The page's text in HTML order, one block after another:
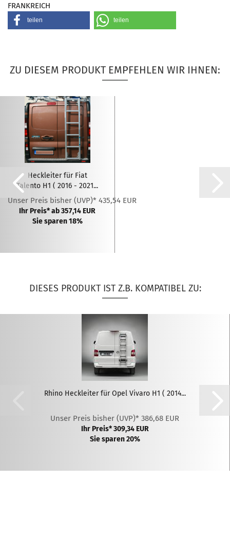
FRANKREICH
teilen teilen
ZU DIESEM PRODUKT EMPFEHLEN WIR IHNEN:
Heckleiter für Fiat
Talento H1 ( 2016 - 2021...
Unser Preis bisher (UVP)* 435,54 EUR
Ihr Preis* ab 357,14 EUR
Sie sparen 18%
DIESES PRODUKT IST Z.B. KOMPATIBEL ZU:
Rhino Heckleiter für Opel Vivaro H1 ( 2014...
Unser Preis bisher (UVP)* 386,68 EUR
Ihr Preis* 309,34 EUR
Sie sparen 20%